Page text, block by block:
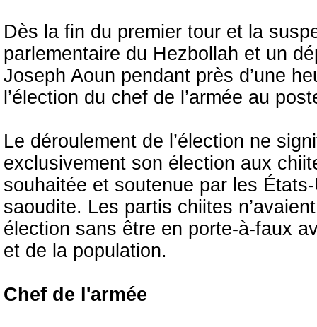
Dès la fin du premier tour et la
parlementaire du Hezbollah et un
Joseph Aoun pendant près d’une
l’élection du chef de l’armée au
Le déroulement de l’élection ne
exclusivement son élection aux
souhaitée et soutenue par les
saoudite. Les partis chiites
élection sans être en porte-à-faux
et de la population.
Chef de l'armée